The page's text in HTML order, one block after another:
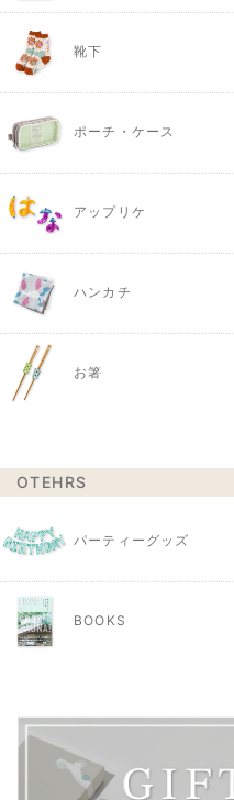
靴下
ポーチ・ケース
アップリケ
ハンカチ
お箸
OTEHRS
パーティーグッズ
BOOKS